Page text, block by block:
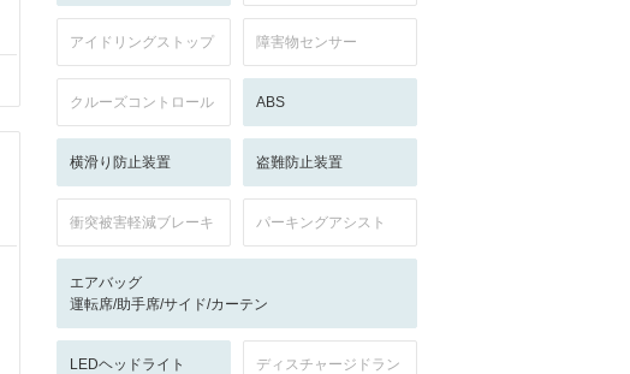
アイドリングストップ 障害物センサー
クルーズコントロール ABS
横滑り防止装置 盗難防止装置
衝突被害軽減ブレーキ パーキングアシスト
エアバッグ
運転席/助手席/サイド/カーテン
LEDヘッドライト
ディスチャージドラン